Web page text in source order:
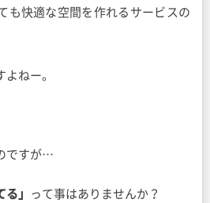
も快適な空間を作れるサービスの
ねー。
ですが…
る」 って事はありませんか？